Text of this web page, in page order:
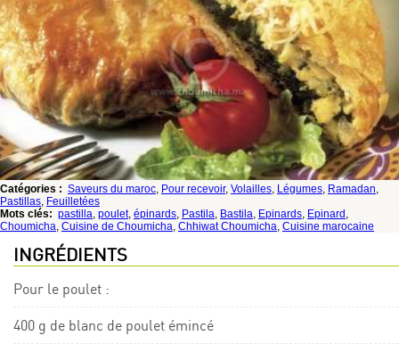
Catégories : Saveurs du maroc, Pour recevoir, Volailles, Légumes, Ramadan,
Pastillas, Feuilletées
Mots clés: pastilla, poulet, épinards, Pastila, Bastila, Epinards, Epinard ,
Choumicha, Cuisine de Choumicha, Chhiwat Choumicha, Cuisine marocaine
INGRÉDIENTS
Pour le poulet :
400 g de blanc de poulet émincé